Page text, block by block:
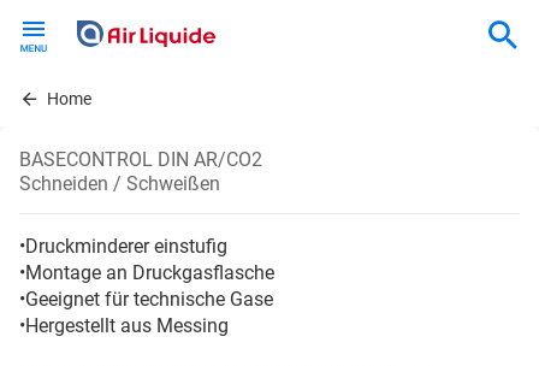
contentHome
BASECONTROL DIN AR/CO2
Schneiden / Schweißen
•Druckminderer einstufig
•Montage an Druckgasflasche
•Geeignet für technische Gase
•Hergestellt aus Messing